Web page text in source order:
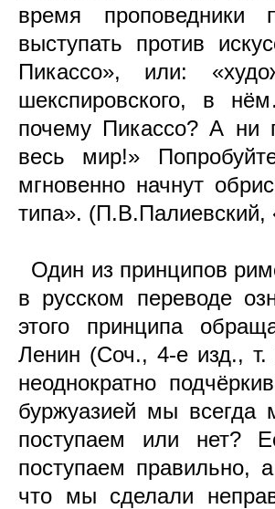
время
выступать против
Пикассо», или:
шекспировского, в
почему Пикассо? А ни
весь мир!»
мгновенно начнут
типа». (П.В.Палиевский,
Один из принципов
в русском переводе
этого принципа
Ленин (Соч., 4-е изд.,
неоднократно
буржуазией мы всегда
поступаем или нет?
поступаем правильно,
что мы сделали